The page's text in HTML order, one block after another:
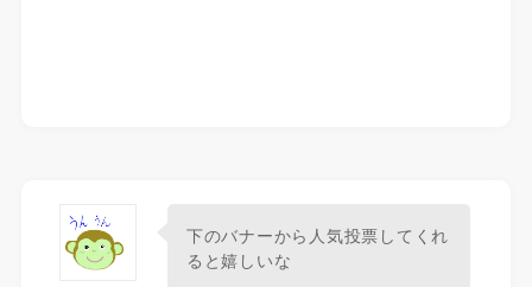
下のバナーから人気投票してくれ
ると嬉しいな